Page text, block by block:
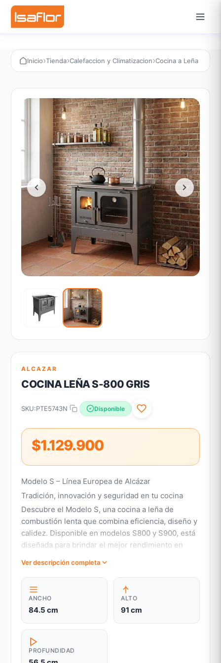
Inicio›Tienda›Calefaccion y Climatizacion›Cocina a Leña
ALCAZAR
COCINA LEÑA S-800 GRIS
SKU:PTE5743N Disponible
$1.129.900
Modelo S – Línea Europea de Alcázar
Tradición, innovación y seguridad en tu cocina
Descubre el Modelo S, una cocina a leña de
combustión lenta que combina eficiencia, diseño y
calidez. Disponible en modelos S800 y S900, está
diseñada para brindar el mejor rendimiento en
Su diseño moderno y funcional, inspirado en la
calidez del sur de Chile, combina la eficiencia
modelos S800 y S900 cuentan con una cubierta de
acero y cristales termocerámicos capaces de
resistir temperaturas de hasta 800°C.
Para una experiencia segura y práctica, el Modelo
Ver descripción completa
ANCHO
84.5 cm
ALTO
91 cm
PROFUNDIDAD